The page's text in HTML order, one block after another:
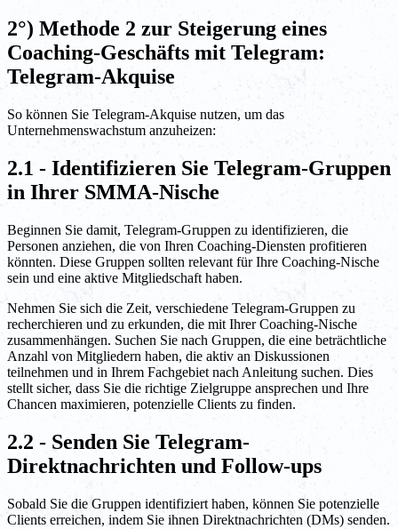
2°) Methode 2 zur Steigerung eines
Coaching-Geschäfts mit Telegram:
Telegram-Akquise
So können Sie Telegram-Akquise nutzen, um das
Unternehmenswachstum anzuheizen:
2.1 - Identifizieren Sie Telegram-Gruppen
in Ihrer SMMA-Nische
Beginnen Sie damit, Telegram-Gruppen zu identifizieren, die
Personen anziehen, die von Ihren Coaching-Diensten profitieren
könnten. Diese Gruppen sollten relevant für Ihre Coaching-Nische
sein und eine aktive Mitgliedschaft haben.
Nehmen Sie sich die Zeit, verschiedene Telegram-Gruppen zu
recherchieren und zu erkunden, die mit Ihrer Coaching-Nische
zusammenhängen. Suchen Sie nach Gruppen, die eine beträchtliche
Anzahl von Mitgliedern haben, die aktiv an Diskussionen
teilnehmen und in Ihrem Fachgebiet nach Anleitung suchen. Dies
stellt sicher, dass Sie die richtige Zielgruppe ansprechen und Ihre
Chancen maximieren, potenzielle Clients zu finden.
2.2 - Senden Sie Telegram-
Direktnachrichten und Follow-ups
Sobald Sie die Gruppen identifiziert haben, können Sie potenzielle
Clients erreichen, indem Sie ihnen Direktnachrichten (DMs) senden.